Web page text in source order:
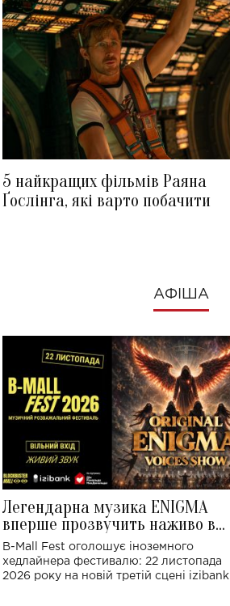
5 найкращих фільмів Раяна
Ґослінга, які варто побачити
АФІША
Легендарна музика ENIGMA
вперше прозвучить наживо в
Україні: де відбудеться концерт
B-Mall Fest оголошує іноземного
хедлайнера фестивалю: 22 листопада
2026 року на новій третій сцені izibank